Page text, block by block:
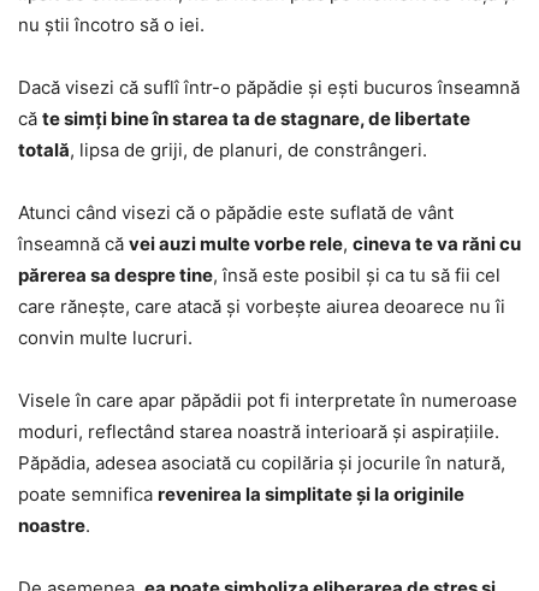
nu știi încotro să o iei.
Dacă visezi că suflî într-o păpădie și ești bucuros înseamnă
că te simți bine în starea ta de stagnare, de libertate
totală, lipsa de griji, de planuri, de constrângeri.
Atunci când visezi că o păpădie este suflată de vânt
înseamnă că vei auzi multe vorbe rele, cineva te va răni cu
părerea sa despre tine, însă este posibil și ca tu să fii cel
care rănește, care atacă și vorbește aiurea deoarece nu îi
convin multe lucruri.
Visele în care apar păpădii pot fi interpretate în numeroase
moduri, reflectând starea noastră interioară și aspirațiile.
Păpădia, adesea asociată cu copilăria și jocurile în natură,
poate semnifica revenirea la simplitate și la originile
noastre.